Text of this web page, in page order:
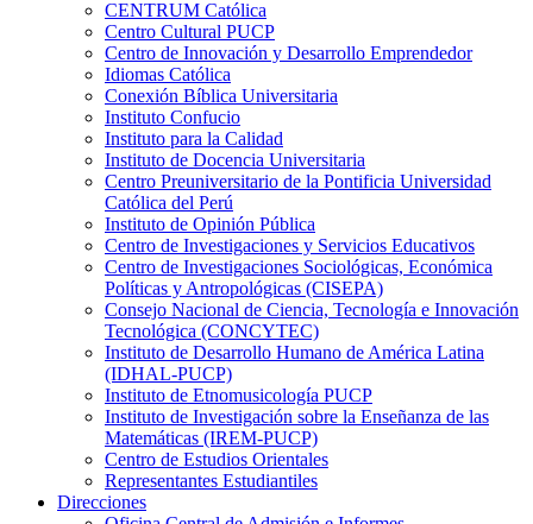
CENTRUM Católica
Centro Cultural PUCP
Centro de Innovación y Desarrollo Emprendedor
Idiomas Católica
Conexión Bíblica Universitaria
Instituto Confucio
Instituto para la Calidad
Instituto de Docencia Universitaria
Centro Preuniversitario de la Pontificia Universidad
Católica del Perú
Instituto de Opinión Pública
Centro de Investigaciones y Servicios Educativos
Centro de Investigaciones Sociológicas, Económica
Políticas y Antropológicas (CISEPA)
Consejo Nacional de Ciencia, Tecnología e Innovación
Tecnológica (CONCYTEC)
Instituto de Desarrollo Humano de América Latina
(IDHAL-PUCP)
Instituto de Etnomusicología PUCP
Instituto de Investigación sobre la Enseñanza de las
Matemáticas (IREM-PUCP)
Centro de Estudios Orientales
Representantes Estudiantiles
Direcciones